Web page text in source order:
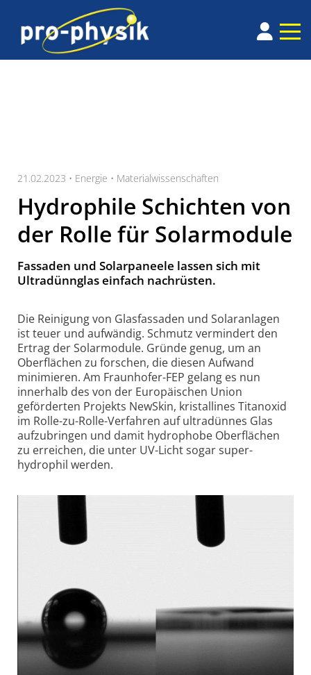
21.02.2023 • Energie • Materialwissenschaften
Hydrophile Schichten von
der Rolle für Solarmodule
Fassaden und Solarpaneele lassen sich mit
Ultradünnglas einfach nachrüsten.
Die Reinigung von Glas­fassaden und Solaranlagen
ist teuer und aufwändig. Schmutz vermindert den
Ertrag der Solarmodule. Gründe genug, um an
Oberflächen zu forschen, die diesen Aufwand
minimieren. Am Fraunhofer-FEP gelang es nun
innerhalb des von der Europäischen Union
geförderten Projekts NewSkin, kristal­lines Titanoxid
im Rolle-zu-Rolle-Verfahren auf ultradünnes Glas
aufzubringen und damit hydrophobe Oberflächen
zu erreichen, die unter UV-Licht sogar super­
hydrophil werden.